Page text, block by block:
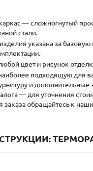
ЗАПРОСИТЬ РАСЧЕТ
Записаться на замер
— сложногнутый
стали.
указана за
цвет и рисунок
подходящую для
и дополнительные
— для уточнения
заказа обращайтесь к